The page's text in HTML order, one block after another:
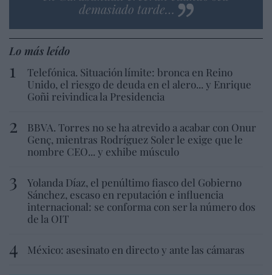
demasiado tarde…
Lo más leído
Telefónica. Situación límite: bronca en Reino
Unido, el riesgo de deuda en el alero... y Enrique
Goñi reivindica la Presidencia
BBVA. Torres no se ha atrevido a acabar con Onur
Genç, mientras Rodríguez Soler le exige que le
nombre CEO... y exhibe músculo
Yolanda Díaz, el penúltimo fiasco del Gobierno
Sánchez, escaso en reputación e influencia
internacional: se conforma con ser la número dos
de la OIT
México: asesinato en directo y ante las cámaras